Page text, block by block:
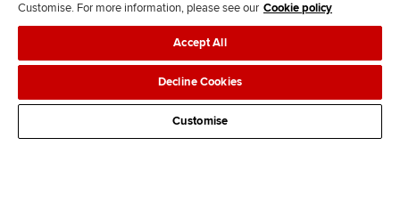
k
d
i
t
t
e
u
t
u
b
T
k
e
o
Защита данных
Оплата
Customise. For more information, please see our Cookie policy
Accept All
Decline Cookies
Customise